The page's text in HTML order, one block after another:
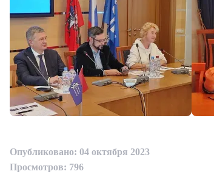
Опубликовано: 04 октября 2023
Просмотров: 796